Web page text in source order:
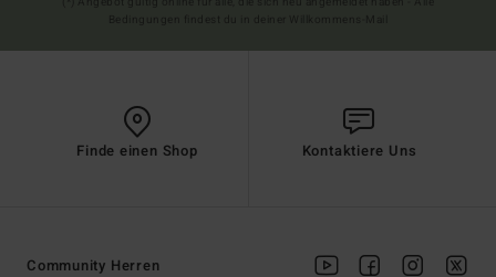
Finde einen Shop Kontaktiere Uns
Community Herren